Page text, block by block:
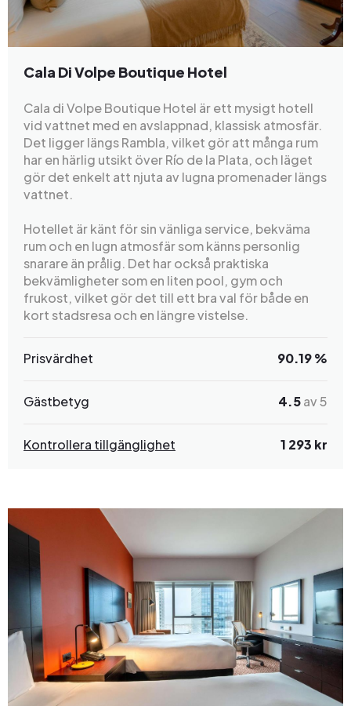
Cala Di Volpe Boutique Hotel
Cala di Volpe Boutique Hotel är ett mysigt hotell
vid vattnet med en avslappnad, klassisk atmosfär.
Det ligger längs Rambla, vilket gör att många rum
har en härlig utsikt över Río de la Plata, och läget
gör det enkelt att njuta av lugna promenader längs
vattnet.
Hotellet är känt för sin vänliga service, bekväma
rum och en lugn atmosfär som känns personlig
snarare än prålig. Det har också praktiska
bekvämligheter som en liten pool, gym och
frukost, vilket gör det till ett bra val för både en
kort stadsresa och en längre vistelse.
Prisvärdhet 90.19 %
Gästbetyg 4.5av 5
Kontrollera tillgänglighet 1 293 kr